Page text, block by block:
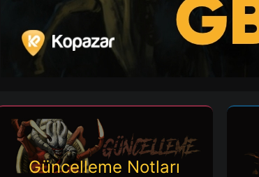
Güncelleme Notları